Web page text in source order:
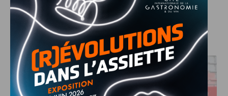
J'AIME LE DFCO